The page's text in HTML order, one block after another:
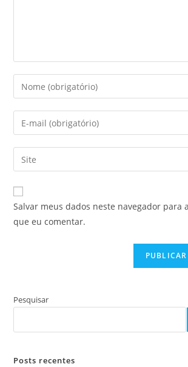
Digite
seu
nome
ou
de
usuário
para
comentar
Digite
seu
endereço
de
mail
para
comentar
Digite
o
URL
do
site
Salvar meus dados neste navegador para
que eu comentar.
Pesquisar
Posts recentes